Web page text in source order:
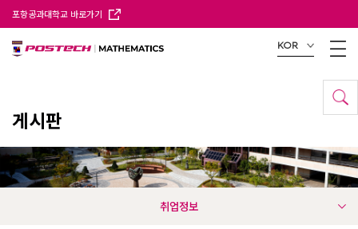
포항공과대학교 바로가기
KOR
게시판
취업정보